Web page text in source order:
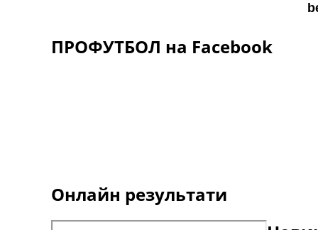
ПРОФУТБОЛ на Facebook
Онлайн результати